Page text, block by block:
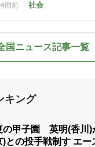
間前 社会
国ニュース記事一覧
キング
の甲子園 英明(香川)
)との投手戦制す エー